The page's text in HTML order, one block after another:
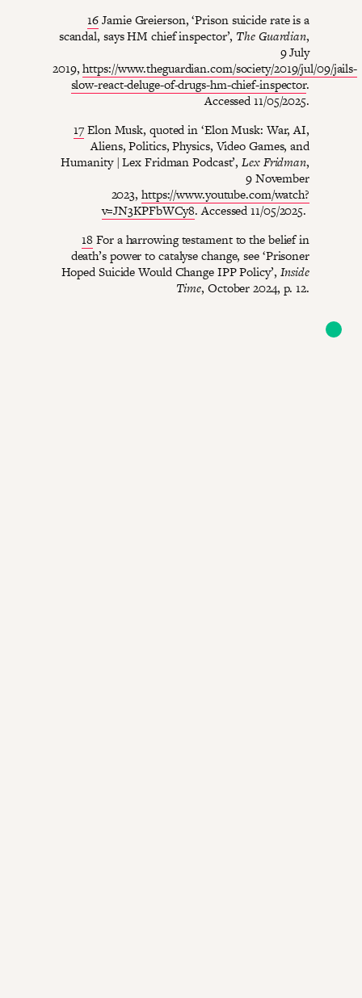
16Jamie Greierson, ‘Prison suicide rate is a
scandal, says HM chief inspector’, The Guardian,
9 July
2019,https://www.theguardian.com/society/2019/jul/09/jails-
slow-react-deluge-of-drugs-hm-chief-inspector.
Accessed 11/05/2025.
17Elon Musk, quoted in ‘Elon Musk: War, AI,
Aliens, Politics, Physics, Video Games, and
Humanity | Lex Fridman Podcast’,Lex Fridman,
9 November
2023, https://www.youtube.com/watch?
v=JN3KPFbWCy8. Accessed 11/05/2025.
18 For a harrowing testament to the belief in
death’s power to catalyse change, see ‘Prisoner
Hoped Suicide Would Change IPP Policy’, Inside
Time, October 2024, p. 12.